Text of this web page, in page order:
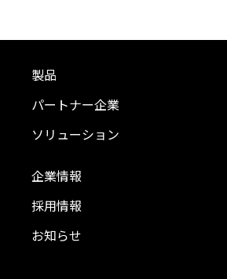
製品
パートナー企業
ソリューション
企業情報
採用情報
お知らせ